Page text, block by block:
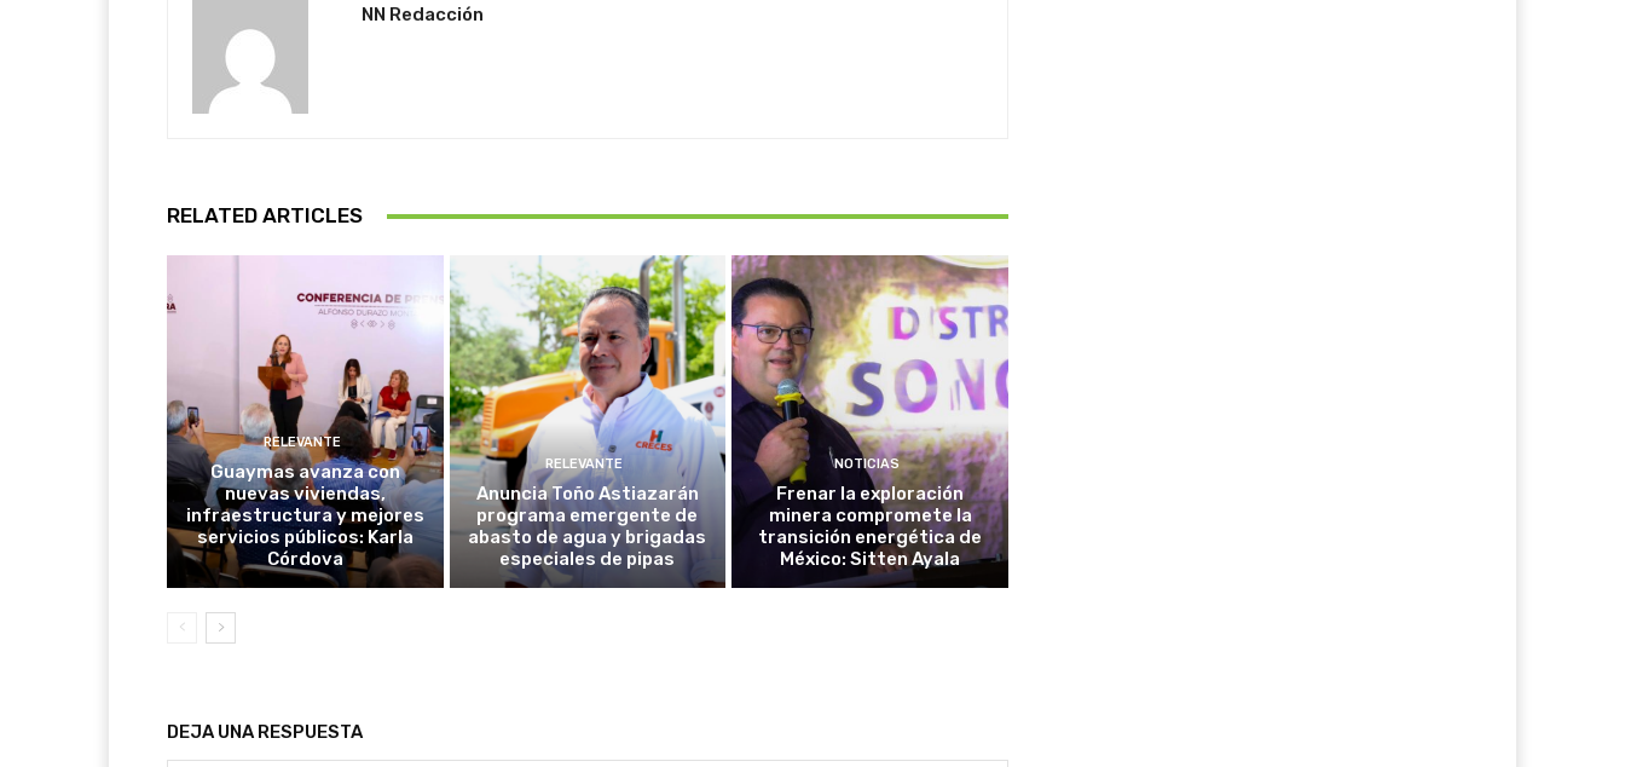
NN Redacción
RELATED ARTICLES
RELEVANTE
Guaymas avanza con
nuevas viviendas,
infraestructura y mejores
servicios públicos: Karla
Córdova
RELEVANTE
Anuncia Toño Astiazarán
programa emergente de
abasto de agua y brigadas
especiales de pipas
NOTICIAS
Frenar la exploración
minera compromete la
transición energética de
México: Sitten Ayala
DEJA UNA RESPUESTA